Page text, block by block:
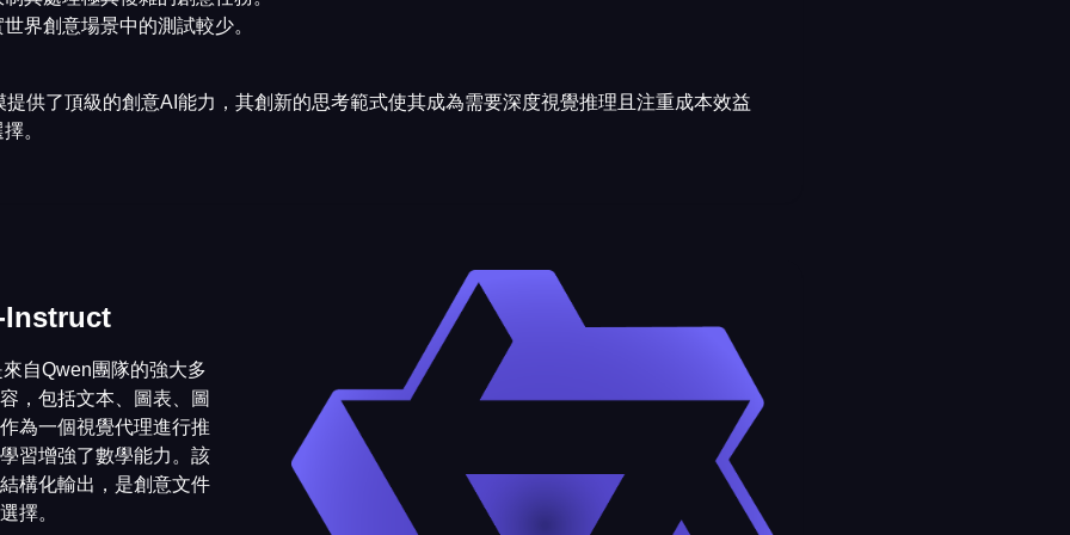
界創意場景中的測試較少。
供了頂級的創意AI能力，其創新的思考範式使其成為需要深度視覺推理且注重成本效益
。
Instruct
自Qwen團隊的強大多
，包括文本、圖表、圖
為一個視覺代理進行推
習增強了數學能力。該
構化輸出，是創意文件
擇。